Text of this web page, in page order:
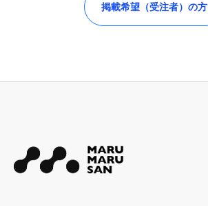
掲載希望（受注者）の方